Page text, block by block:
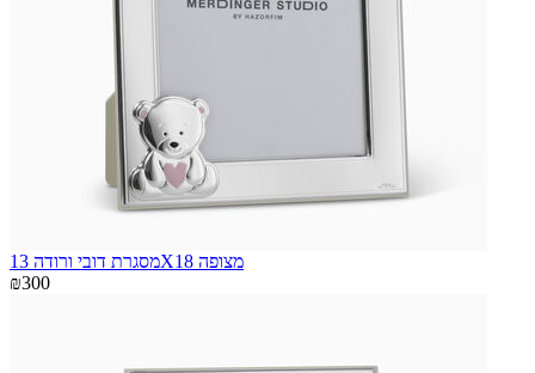
מסגרת דובי ורודה 13X18 מצופה
₪300